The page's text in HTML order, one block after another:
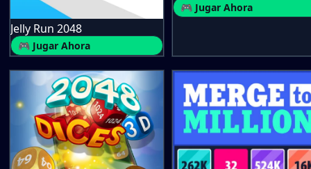
Jelly Run 2048
🎮 Jugar Ahora
🎮 Jugar Ahora